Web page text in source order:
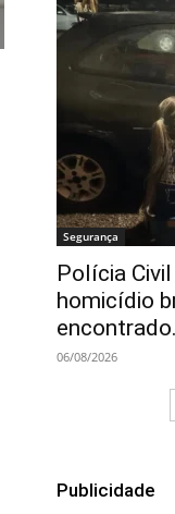
Segurança
Polícia
homicídio
06/08/2026
Publicidade